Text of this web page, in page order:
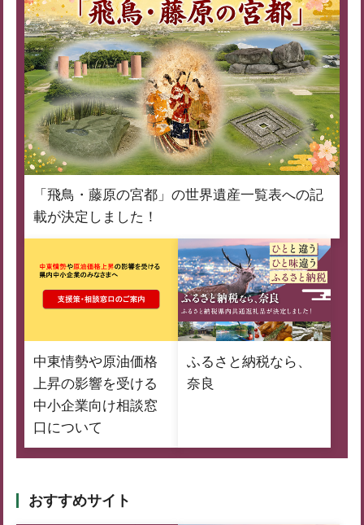
「飛鳥・藤原の宮都」の世界遺産一覧表への記
載が決定しました！
中東情勢や原油価格
上昇の影響を受ける
中小企業向け相談窓
口について
ふるさと納税なら、
奈良
おすすめサイト